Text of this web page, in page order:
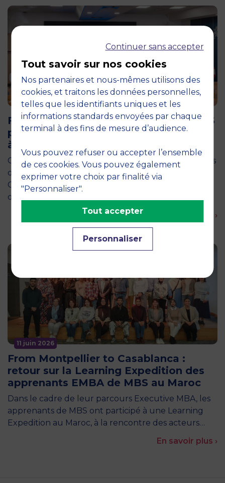
11 juin 2026
Future for Good : les étudiants de MBS
plongent au cœur de l’entrepreneuriat
à impact à Varsovie
Comment entreprendre pour répondre aux grands
défis sociétaux et environnementaux de demain ?
C’est la question qu’ont explorée une vingtaine
d’étudiants de deuxième année du…
En savoir plus ›
11 juin 2026
From Montpellier to Casablanca :
retour sur la Learning Expedition des
apprenants EMBA de MBS au Maroc
Dans le cadre de leur parcours Executive MBA, les
apprenants de MBS ont participé à une Learning
Expedition au Maroc, à la rencontre des acteurs…
En savoir plus ›
Continuer sans accepter
Tout savoir sur nos cookies
Nos partenaires et nous-mêmes utilisons des
cookies, et traitons les données personnelles,
telles que les identifiants uniques et les
informations standards envoyées par chaque
terminal à des fins de mesure d’audience.
Vous pouvez refuser ou accepter l’ensemble
de ces cookies. Vous pouvez également
exprimer votre choix par finalité via
"Personnaliser".
Personnaliser
Tout accepter